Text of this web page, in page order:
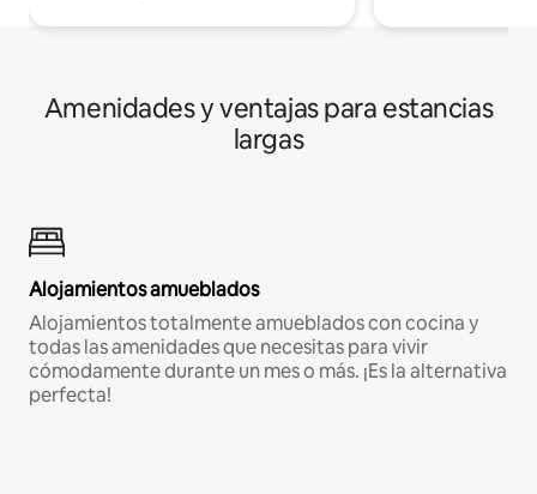
Amenidades y ventajas para estancias
largas
Alojamientos amueblados
Alojamientos totalmente amueblados con cocina y
todas las amenidades que necesitas para vivir
cómodamente durante un mes o más. ¡Es la alternativa
perfecta!